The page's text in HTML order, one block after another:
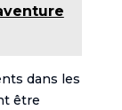
dans les
être